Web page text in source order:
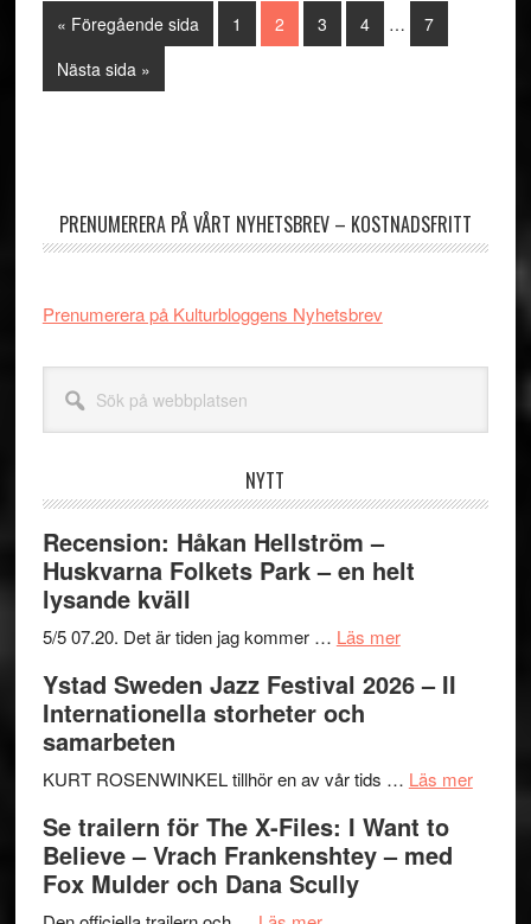
« Go
Föregående sida Sida
1 Sida
2 Sida
3 Sida
4
Interimistiska
… Sida
7
Go
to
Nästa sida »
PRENUMERERA PÅ VÅRT NYHETSBREV – KOSTNADSFRITT
Prenumerera på Kulturbloggens Nyhetsbrev
webbplatsen
NYTT
Recension: Håkan Hellström –
Huskvarna Folkets Park – en helt
lysande kväll
5/5 07.20. Det är tiden jag kommer … Läs merom
Håkan
Huskvarna
Park
–
Ystad Sweden Jazz Festival 2026 – II
Internationella storheter och
samarbeten
KURT ROSENWINKEL tillhör en av vår tids … Läs merom
Se trailern för The X-Files: I Want to
Believe – Vrach Frankenshtey – med
Fox Mulder och Dana Scully